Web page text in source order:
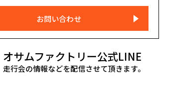
お問い合わせ
オサムファクトリー公式LINE
走行会の情報などを配信させて頂きます。